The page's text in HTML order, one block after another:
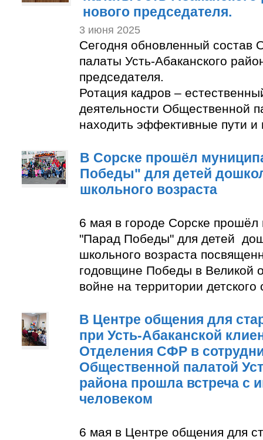
нового председателя.
3 июня 2025
Сегодня обновленный состав
палаты Усть-Абаканского
председателя.
Ротация кадров –
деятельности Общественной
находить эффективные пути
В Сорске прошёл
Победы" для детей
школьного возраста
6 мая в городе Сорске
"Парад Победы" для детей
школьного возраста
годовщине Победы в Великой
войне на территории
В Центре общения для
при Усть-Абаканской
Отделения СФР в
Общественной палатой
района прошла встреча с
человеком
6 мая в Центре общения для